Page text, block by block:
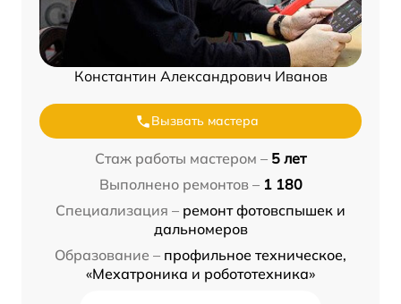
Константин Александрович Иванов
Вызвать мастера
Стаж работы мастером – 5 лет
Выполнено ремонтов – 1 180
Специализация – ремонт фотовспышек и
дальномеров
Образование – профильное техническое,
«Мехатроника и робототехника»